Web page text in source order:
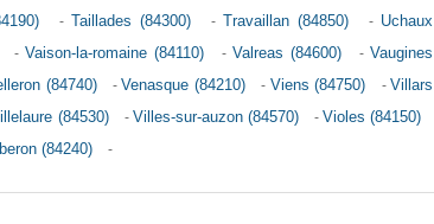
- Taillades (84300) - Travaillan (84850) - Uchaux
- Vaison-la-romaine (84110) - Valreas (84600) - Vaugines
(84740) -Venasque (84210) - Viens (84750) -Villars
(84530) - Villes-sur-auzon (84570) - Violes (84150)
(84240) -